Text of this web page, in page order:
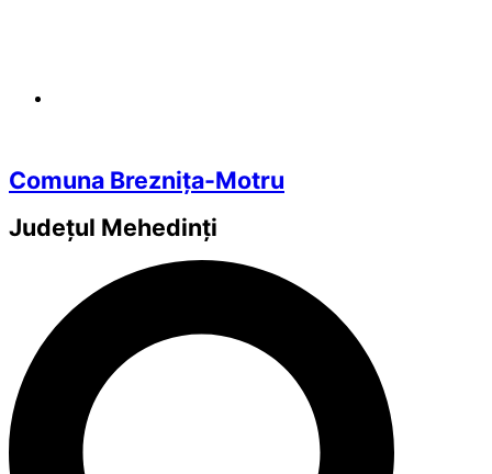
Comuna Breznița-Motru
Județul Mehedinți